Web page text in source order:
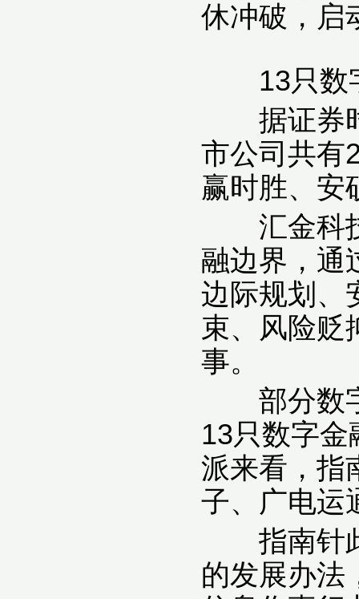
休冲破，启
13只数字
据证券时
市公司共有
赢时胜、安
汇金科技
融边界，通
边际规划、
束、风险贬
事。
部分数字
13只数字
派来看，指
子、广电运
指南针此
的发展办法